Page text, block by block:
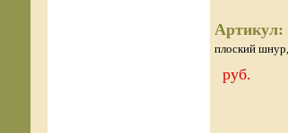
Артикул:
плоский
руб.